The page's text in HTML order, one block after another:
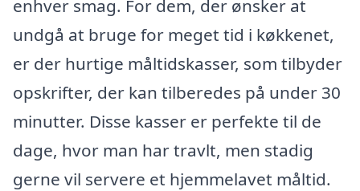
enhver smag. For dem, der ønsker at
undgå at bruge for meget tid i køkkenet,
er der hurtige måltidskasser, som tilbyder
opskrifter, der kan tilberedes på under 30
minutter. Disse kasser er perfekte til de
dage, hvor man har travlt, men stadig
gerne vil servere et hjemmelavet måltid.